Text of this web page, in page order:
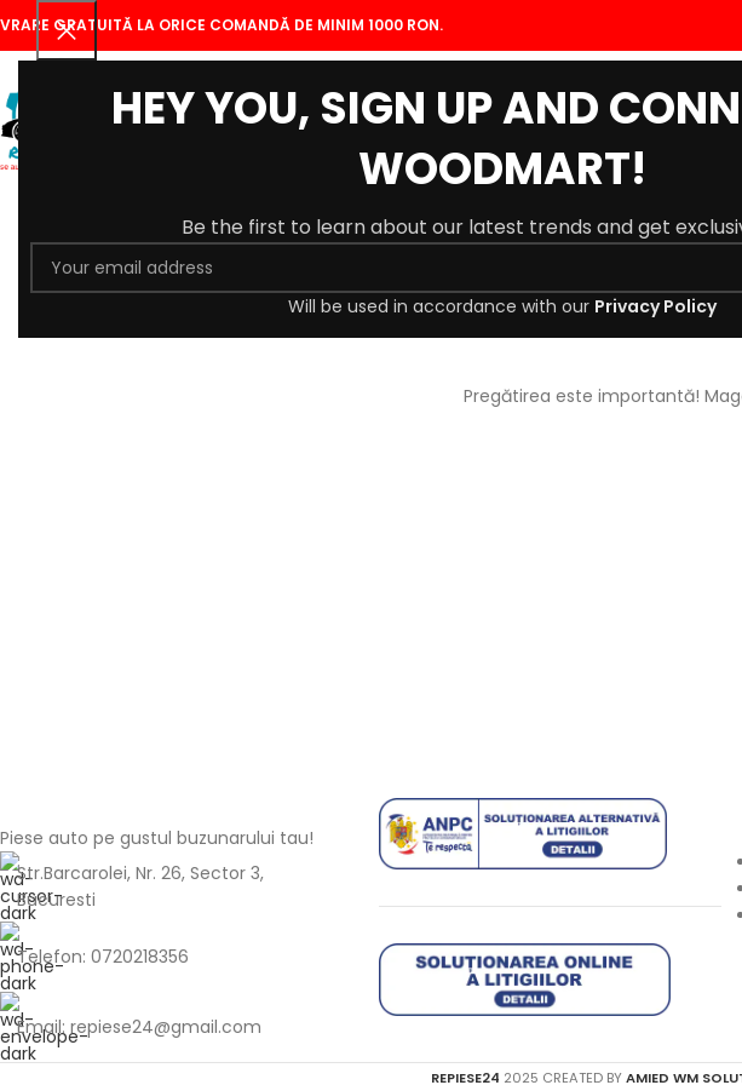
HEY YOU, SIGN UP AND
WOODMART!
Be the first to learn about our latest trends and get
Will be used in accordance with our Privacy Policy
GRATUITĂ LA ORICE COMANDĂ DE MINIM 1000 RON.
ACASĂMAGAZIN
Se întrevăd
Pregătirea este importantă!
Piese auto pe gustul buzunarului tau!
Str.Barcarolei, Nr. 26, Sector 3,
Bucuresti
Telefon: 0720218356
Email: repiese24@gmail.com
REPIESE24 2025 CREATED BYAMIED WM